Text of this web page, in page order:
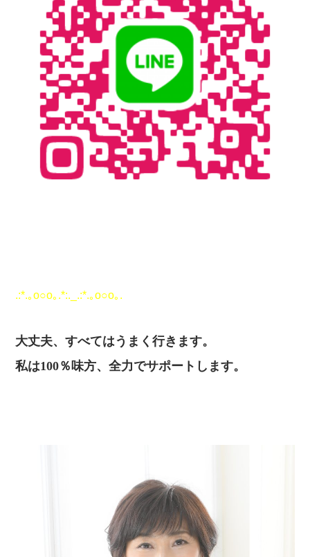
.:*.｡o○o｡.*:._.:*.｡o○o｡.
大丈夫、すべてはうまく行きます。
私は100％味方、全力でサポートします。